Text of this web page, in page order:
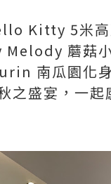
Kitty 5米高
Melody 蘑菇小
南瓜園化
之盛宴，一起